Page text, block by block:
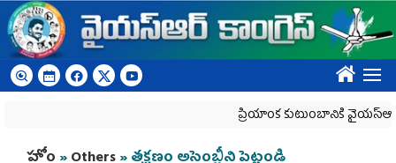
Skip to main content
????
ప్రియాంక కుటుంబానికి వైయ‌స్ఆర్‌సీపీ
You are here